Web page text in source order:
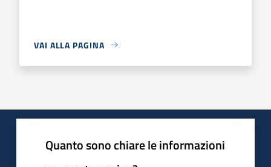
VAI ALLA PAGINA
Quanto sono chiare le informazioni